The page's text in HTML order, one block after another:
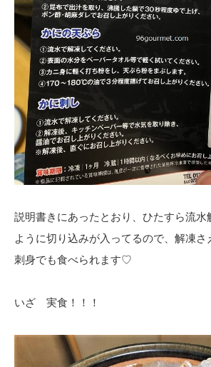
説明書きにあったとおり、ひたすら流
ように切り込みが入ってるので、解凍
刺身でも食べられます♡
いざ 実食！！！